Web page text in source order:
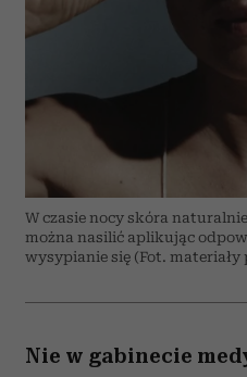
W czasie nocy skóra
można nasilić aplikując
wysypianie się (Fot. materiały
Nie w gabinecie